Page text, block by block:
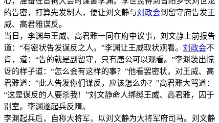
的告密，打算先发制人，便让刘文静与刘政会到留守府告发王
威、高君雅谋反。
当日，李渊与王威、高君雅一同在府中议事，刘文静上前报告
道：“有密状告发谋反之人。”李渊让王威取状观看。 刘政会不
肯，道：“告的就是副留守，只有唐公可以观看。”李渊装出惊
讶的样子道：“怎么会有这样的事？”他看罢密状，对王威、高
君雅道：“此人告发你们谋反，应该怎么办？”高君雅大骂道：
“这是谋反的人要杀我！”刘文静命人绑缚王威、高君雅，囚于
别室。李渊遂起兵反隋。
李渊起兵后，自称大将军，以刘文静为大将军府司马。刘文静